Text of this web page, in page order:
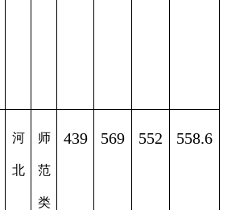
河
北
师
范
类
439 569 552 558.6